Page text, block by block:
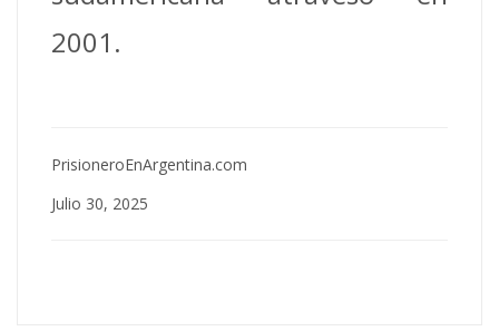
2001.
PrisioneroEnArgentina.com
Julio 30, 2025